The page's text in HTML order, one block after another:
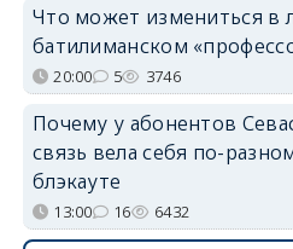
Что может измениться в
батилиманском
20:00 5 3746
Почему у абонентов
связь вела себя по-
блэкауте
13:00 16 6432